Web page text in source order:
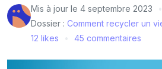
Mis à jour le 4 septembre 2023
Dossier : Comment recycler un
12 likes
45 commentaires